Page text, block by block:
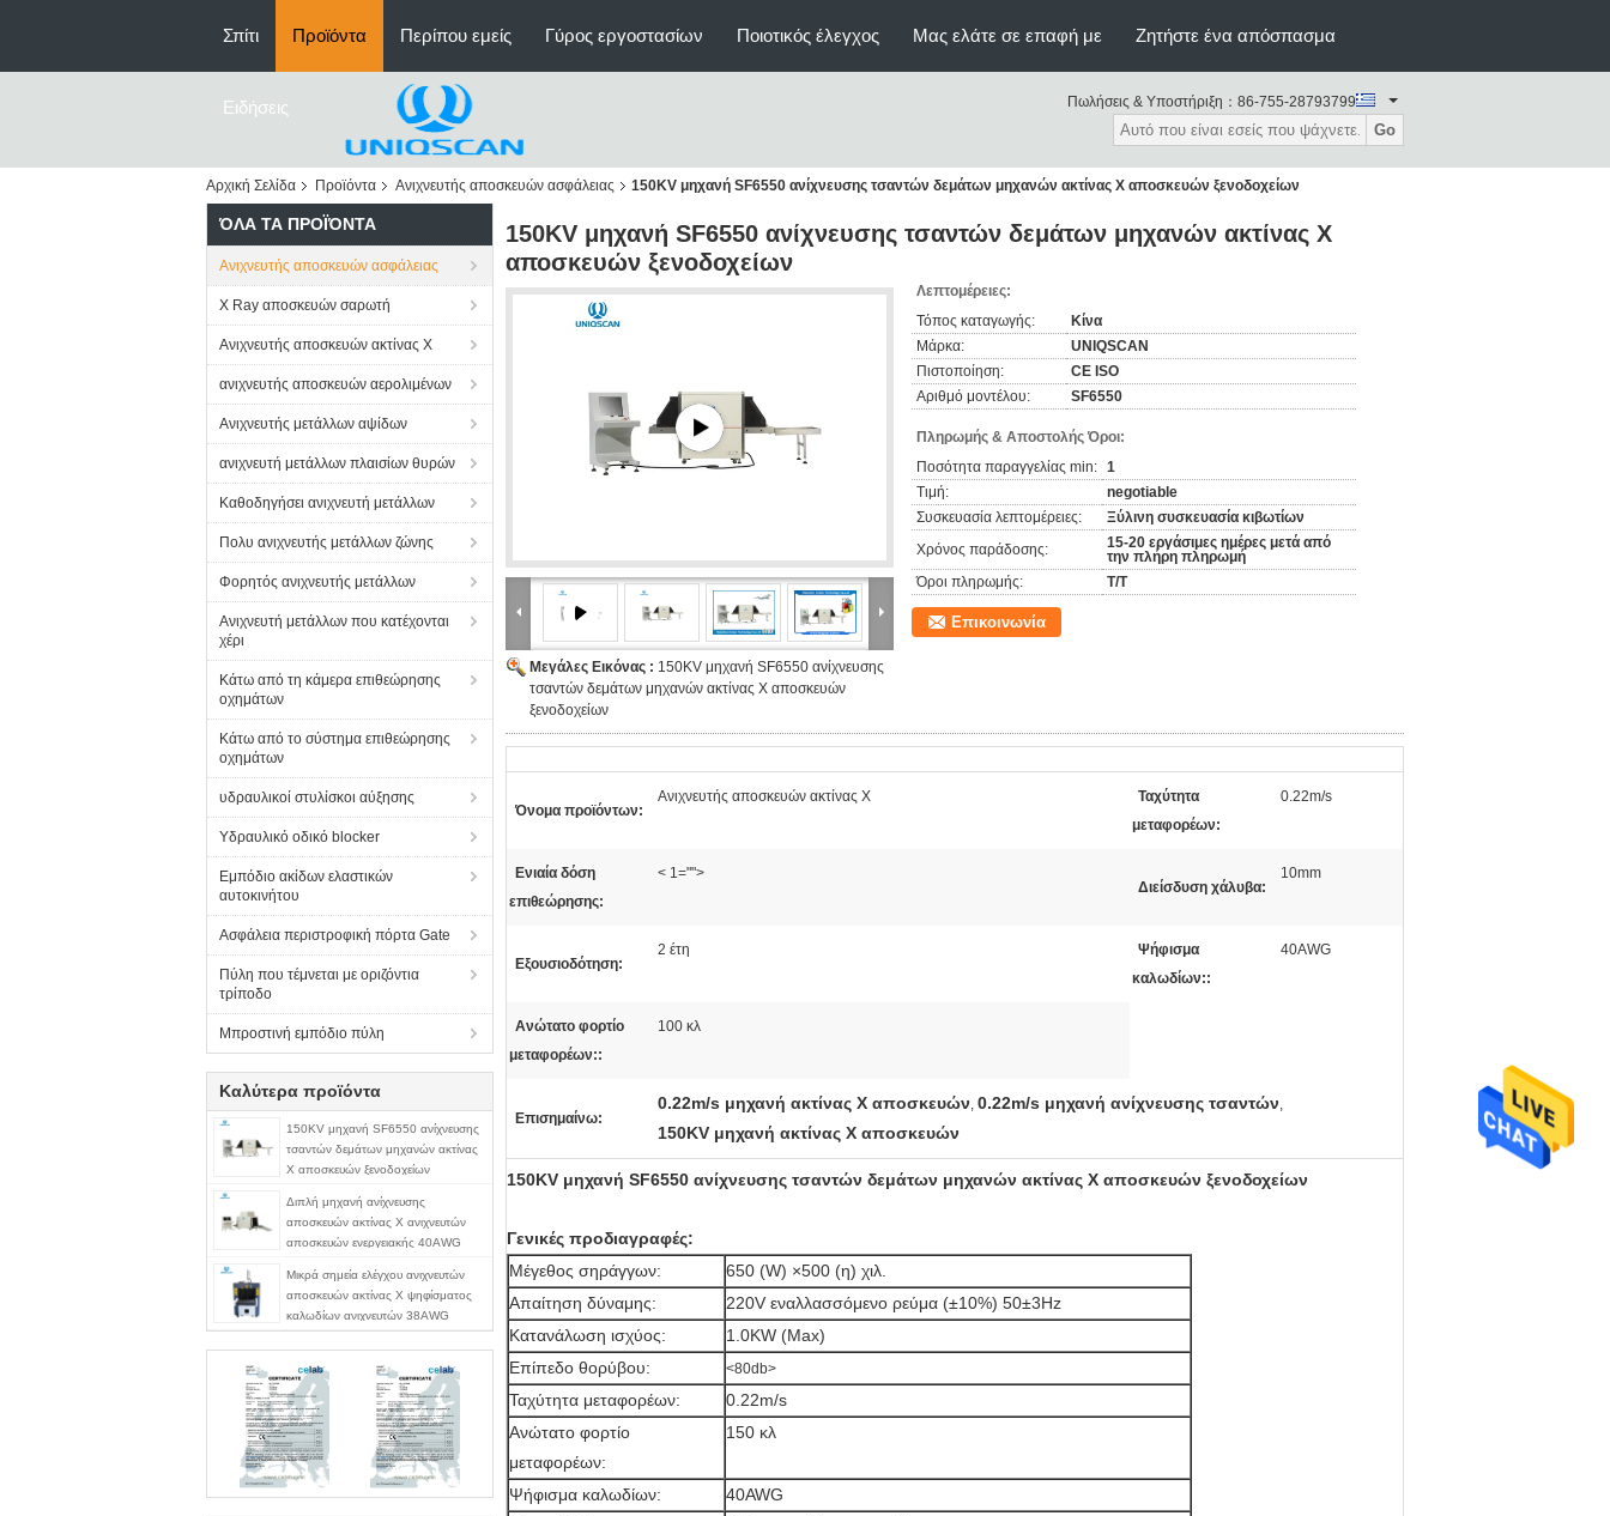
Σπίτι Προϊόντα Περίπου εμείς Γύρος εργοστασίων Ποιοτικός έλεγχος Μας ελάτε σε επαφή με Ζητήστε ένα απόσπασμα
Ειδήσεις Πωλήσεις & Υποστήριξη： 86-755-28793799
Go
Αρχική Σελίδα Προϊόντα Ανιχνευτής αποσκευών ασφάλειας 150KV μηχανή SF6550 ανίχνευσης τσαντών δεμάτων μηχανών ακτίνας X αποσκευών ξενοδοχείων
ΌΛΑ ΤΑ ΠΡΟΪΌΝΤΑ
Ανιχνευτής αποσκευών ασφάλειας
X Ray αποσκευών σαρωτή
Ανιχνευτής αποσκευών ακτίνας X
ανιχνευτής αποσκευών αερολιμένων
Ανιχνευτής μετάλλων αψίδων
ανιχνευτή μετάλλων πλαισίων θυρών
Καθοδηγήσει ανιχνευτή μετάλλων
Πολυ ανιχνευτής μετάλλων ζώνης
Φορητός ανιχνευτής μετάλλων
Ανιχνευτή μετάλλων που κατέχονται
χέρι
Κάτω από τη κάμερα επιθεώρησης
οχημάτων
Κάτω από το σύστημα επιθεώρησης
οχημάτων
υδραυλικοί στυλίσκοι αύξησης
Υδραυλικό οδικό blocker
Εμπόδιο ακίδων ελαστικών
αυτοκινήτου
Ασφάλεια περιστροφική πόρτα Gate
Πύλη που τέμνεται με οριζόντια
τρίποδο
Μπροστινή εμπόδιο πύλη
Καλύτερα προϊόντα
150KV μηχανή SF6550 ανίχνευσης
τσαντών δεμάτων μηχανών ακτίνας
X αποσκευών ξενοδοχείων
Διπλή μηχανή ανίχνευσης
αποσκευών ακτίνας X ανιχνευτών
αποσκευών ενεργειακής 40AWG
Μικρά σημεία ελέγχου ανιχνευτών
αποσκευών ακτίνας X ψηφίσματος
καλωδίων ανιχνευτών 38AWG
αποσκευών μεγέθους 500*300
ξενοδοχείων/μουσείων
150KV μηχανή SF6550 ανίχνευσης τσαντών δεμάτων μηχανών ακτίνας X
αποσκευών ξενοδοχείων
Μεγάλες Εικόνας : 150KV μηχανή SF6550 ανίχνευσης
τσαντών δεμάτων μηχανών ακτίνας X αποσκευών
ξενοδοχείων
Λεπτομέρειες:
Τόπος καταγωγής:
Κίνα
Μάρκα:
UNIQSCAN
Πιστοποίηση:
CE ISO
Αριθμό μοντέλου:
SF6550
Πληρωμής & Αποστολής Όροι:
Ποσότητα παραγγελίας min: 1
Τιμή:
negotiable
Συσκευασία λεπτομέρειες:
Ξύλινη συσκευασία κιβωτίων
Χρόνος παράδοσης:
15-20 εργάσιμες ημέρες μετά από
την πλήρη πληρωμή
Όροι πληρωμής:
T/T
Επικοινωνία
Όνομα προϊόντων:
Ανιχνευτής αποσκευών ακτίνας X
Ταχύτητα
μεταφορέων:
0.22m/s
Ενιαία δόση
επιθεώρησης:
< 1="">
Διείσδυση χάλυβα:
10mm
Εξουσιοδότηση:
2 έτη
Ψήφισμα
καλωδίων::
40AWG
Ανώτατο φορτίο
μεταφορέων::
100 κλ
Επισημαίνω:
0.22m/s μηχανή ακτίνας X αποσκευών, 0.22m/s μηχανή ανίχνευσης τσαντών,
150KV μηχανή ακτίνας X αποσκευών
150KV μηχανή SF6550 ανίχνευσης τσαντών δεμάτων μηχανών ακτίνας X αποσκευών ξενοδοχείων
Γενικές προδιαγραφές:
Μέγεθος σηράγγων:
650 (W) ×500 (η) χιλ.
Απαίτηση δύναμης:
220V εναλλασσόμενο ρεύμα (±10%) 50±3Hz
Κατανάλωση ισχύος:
1.0KW (Max)
Επίπεδο θορύβου:
<80db>
Ταχύτητα μεταφορέων:
0.22m/s
Ανώτατο φορτίο
μεταφορέων:
150 κλ
Ψήφισμα καλωδίων:
40AWG